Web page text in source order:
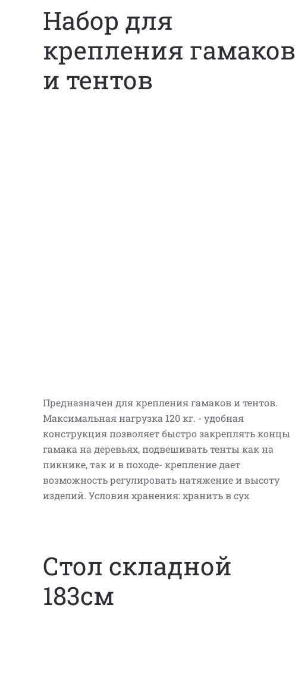
Набор для
крепления гамаков
и тентов
Предназначен для крепления гамаков и тентов.
Максимальная нагрузка 120 кг. - удобная
конструкция позволяет быстро закреплять концы
гамака на деревьях, подвешивать тенты как на
пикнике, так и в походе- крепление дает
возможность регулировать натяжение и высоту
изделий. Условия хранения: хранить в сух
Стол складной
183см